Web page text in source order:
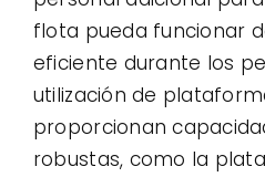
flota pueda funcionar
eficiente durante los
utilización de
proporcionan
robustas, como la